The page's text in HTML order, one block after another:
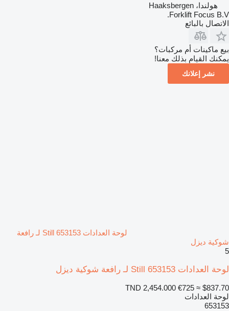
هولندا، Haaksbergen
Forklift Focus B.V.
الاتصال بالبائع
بيع ماكينات أم مركبات؟
يمكنك القيام بذلك معنا!
نشر إعلانك
لوحة العدادات Still 653153 لـ رافعة
شوكية ديزل
5
لوحة العدادات Still 653153 لـ رافعة شوكية ديزل
TND 2,454.000 €725 ≈ $837.70
لوحة العدادات
653153